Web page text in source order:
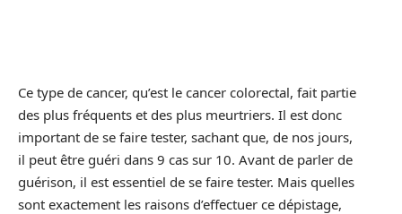
Ce type de cancer, qu’est le cancer colorectal, fait partie
des plus fréquents et des plus meurtriers. Il est donc
important de se faire tester, sachant que, de nos jours,
il peut être guéri dans 9 cas sur 10. Avant de parler de
guérison, il est essentiel de se faire tester. Mais quelles
sont exactement les raisons d’effectuer ce dépistage,